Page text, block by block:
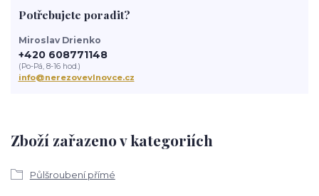
Zboží zařazeno v kategoriích
Půlšroubení přímé
Potřebujete poradit?
Miroslav Drienko
+420 608771148
(Po-Pá, 8-16 hod.)
info@nerezovevlnovce.cz